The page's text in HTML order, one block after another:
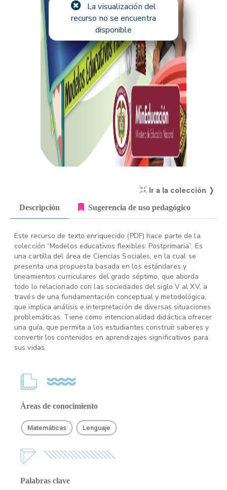
La visualización del
recurso no se encuentra
disponible
Ir a la colección ❭
Descripción Sugerencia de uso pedagógico
Este recurso de texto enriquecido (PDF) hace parte de la
colección “Modelos educativos flexibles: Postprimaria”. Es
una cartilla del área de Ciencias Sociales, en la cual se
presenta una propuesta basada en los estándares y
lineamientos curriculares del grado séptimo, que aborda
todo lo relacionado con las sociedades del siglo V al XV, a
través de una fundamentación conceptual y metodológica,
que implica análisis e interpretación de diversas situaciones
problemáticas. Tiene como intencionalidad didáctica ofrecer
una guía, que permita a los estudiantes construir saberes y
convertir los contenidos en aprendizajes significativos para
sus vidas.
Áreas de conocimiento
Matemáticas Lenguaje
Palabras clave